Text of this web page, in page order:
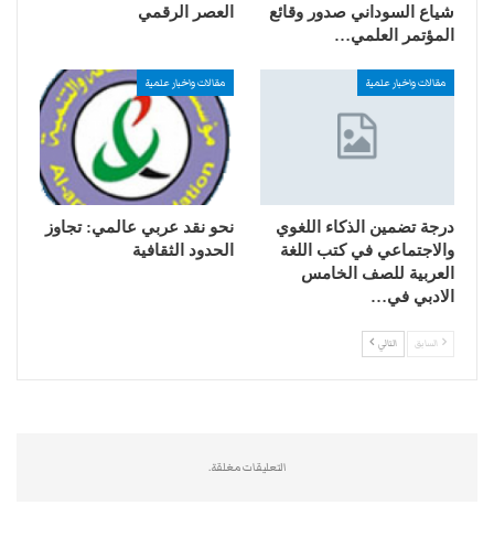
شياع السوداني صدور وقائع
المؤتمر العلمي…
العصر الرقمي
مقالات واخبار علمية
درجة تضمين الذكاء اللغوي
والاجتماعي في كتب اللغة
‏العربية للصف الخامس
الادبي في…
مقالات واخبار علمية
نحو نقد عربي عالمي: تجاوز
الحدود الثقافية
السابق التالي
التعليقات مغلقة.